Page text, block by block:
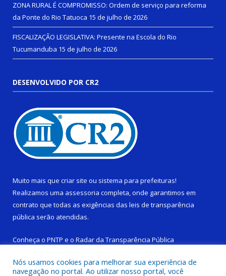
ZONA RURAL É COMPROMISSO: Ordem de serviço para reforma
da Ponte do Rio Tatuoca 15 de julho de 2026
FISCALIZAÇÃO LEGISLATIVA: Presente na Escola do Rio
Tucumanduba 15 de julho de 2026
DESENVOLVIDO POR CR2
Muito mais que criar site ou sistema para prefeituras!
Realizamos uma assessoria completa, onde garantimos em
contrato que todas as exigências das leis de transparência
pública serão atendidas.
Conheça o PNTP e o Radar da Transparência Pública
Nós usamos cookies para melhorar sua experiência de
navegação no portal. Ao utilizar nosso portal, você